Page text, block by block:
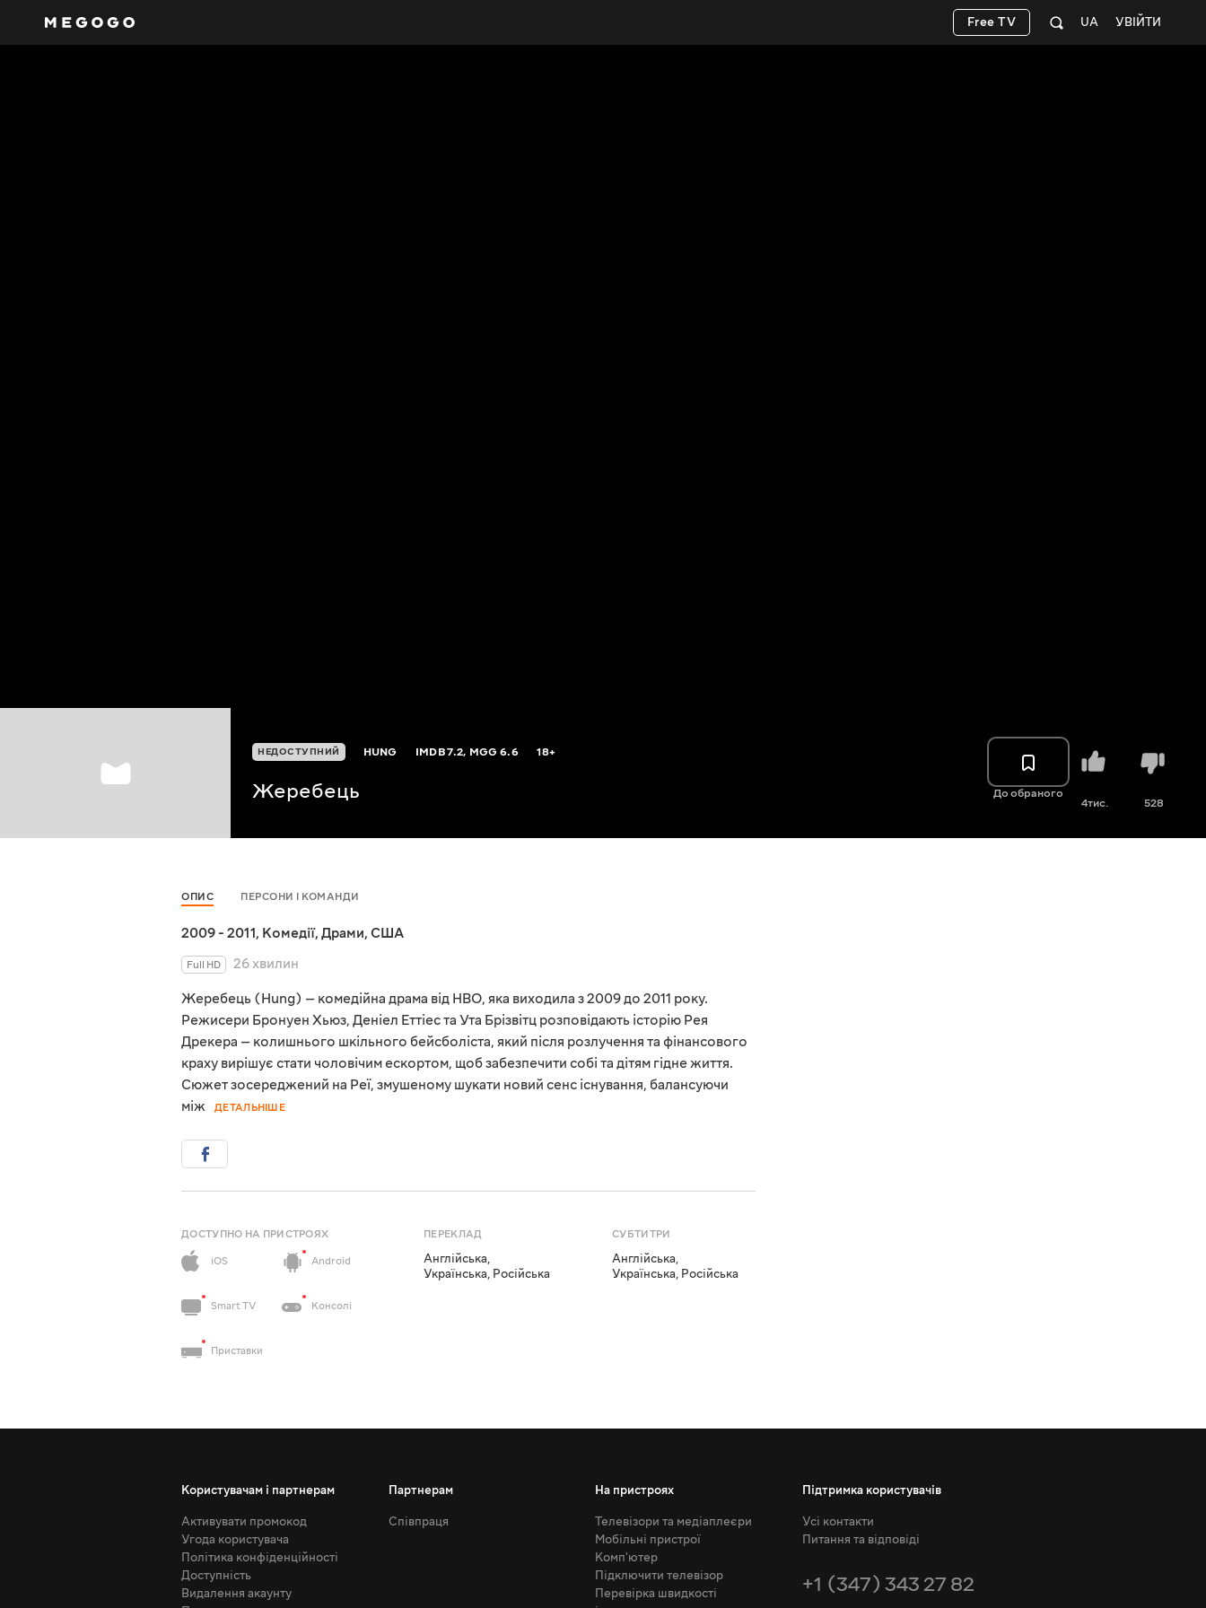
УВІЙТИ
UA
Free TV
НЕДОСТУПНИЙ HUNG IMDB7.2, MGG6.6 18+
Жеребець До обраного
4тис. 528
ОПИС ПЕРСОНИ І КОМАНДИ
2009 - 2011, Комедії, Драми, США
Full HD
26 хвилин
Жеребець (Hung) — комедійна драма від HBO, яка виходила з 2009 до 2011 року.
Режисери Бронуен Хьюз, Деніел Еттіес та Ута Брізвітц розповідають історію Рея
Дрекера — колишнього шкільного бейсболіста, який після розлучення та фінансового
краху вирішує стати чоловічим ескортом, щоб забезпечити собі та дітям гідне життя.
Сюжет зосереджений на Реї, змушеному шукати новий сенс існування, балансуючи
між
ДЕТАЛЬНІШЕ
ДОСТУПНО НА ПРИСТРОЯХ
iOS
Android
Smart TV Консолі
Приставки
ПЕРЕКЛАД
Англійська,
Українська, Російська
СУБТИТРИ
Англійська,
Українська, Російська
Користувачам і партнерам
Активувати промокод
Угода користувача
Політика конфіденційності
Доступність
Видалення акаунту
Партнерам
Співпраця
На пристроях
Телевізори та медіаплеєри
Мобільні пристрої
Комп'ютер
Підключити телевізор
Перевірка швидкості
Підтримка користувачів
Усі контакти
Питання та відповіді
+1 (347) 343 27 82